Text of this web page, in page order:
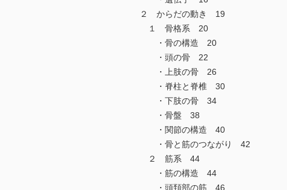
２ からだの動き 19
１ 骨格系 20
・骨の構造 20
・頭の骨 22
・上肢の骨 26
・脊柱と脊椎 30
・下肢の骨 34
・骨盤 38
・関節の構造 40
・骨と筋のつながり 42
２ 筋系 44
・筋の構造 44
・頭頚部の筋 46